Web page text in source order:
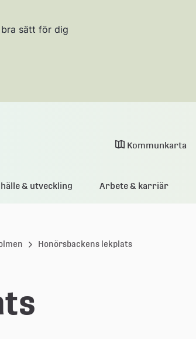
sätt för dig
Kommunkarta
& utveckling Arbete & karriär
Honörsbackens lekplats